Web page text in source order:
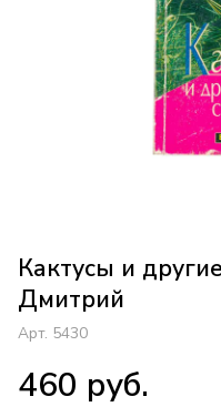
Кактусы и
Дмитрий
Арт. 5430
460 руб.